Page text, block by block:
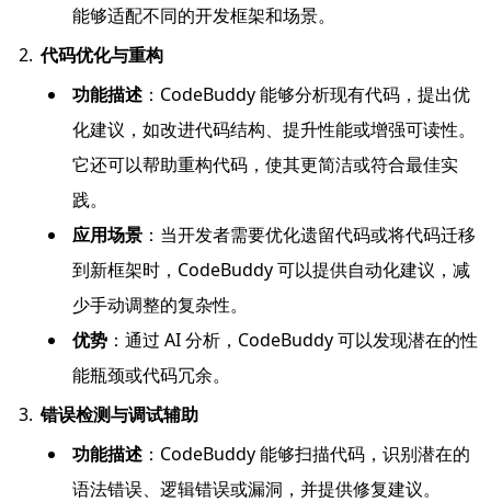
能够适配不同的开发框架和场景。
代码优化与重构
功能描述：CodeBuddy 能够分析现有代码，提出优
化建议，如改进代码结构、提升性能或增强可读性。
它还可以帮助重构代码，使其更简洁或符合最佳实
践。
应用场景：当开发者需要优化遗留代码或将代码迁移
到新框架时，CodeBuddy 可以提供自动化建议，减
少手动调整的复杂性。
优势：通过 AI 分析，CodeBuddy 可以发现潜在的性
能瓶颈或代码冗余。
错误检测与调试辅助
功能描述：CodeBuddy 能够扫描代码，识别潜在的
语法错误、逻辑错误或漏洞，并提供修复建议。